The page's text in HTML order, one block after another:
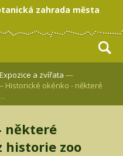
zahrada města
Expozice a zvířata —
Historické okénko - některé
některé
historie zoo